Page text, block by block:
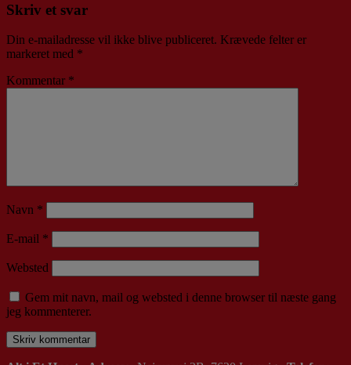
Skriv et svar
Din e-mailadresse vil ikke blive publiceret. Krævede felter er
markeret med *
Kommentar *
Navn *
E-mail *
Websted
Gem mit navn, mail og websted i denne browser til næste gang
jeg kommenterer.